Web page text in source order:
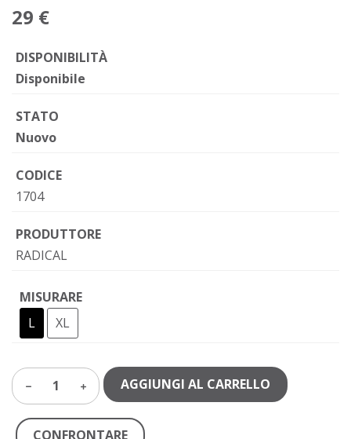
29 €
DISPONIBILITÀ
Disponibile
STATO
Nuovo
CODICE
1704
PRODUTTORE
RADICAL
MISURARE
L
XL
1 AGGIUNGI AL CARRELLO
CONFRONTARE